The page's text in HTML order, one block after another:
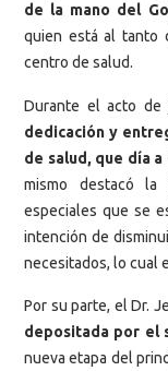
de la mano del
quien está al tanto
centro de salud.
Durante el acto de
dedicación y
de salud, que día
mismo destacó la
especiales que se
intención de
necesitados, lo cual
Por su parte, el Dr.
depositada por el
nueva etapa del